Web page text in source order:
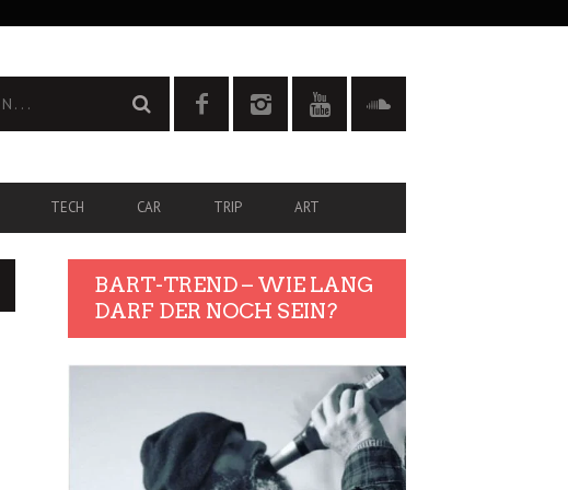
TECH CAR TRIP ART
BART-TREND – WIE LANG
DARF DER NOCH SEIN?